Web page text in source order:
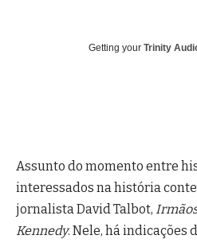
Getting your Trinity
Assunto do momento entre
interessados na história
jornalista David Talbot,
Kennedy. Nele, há indicações